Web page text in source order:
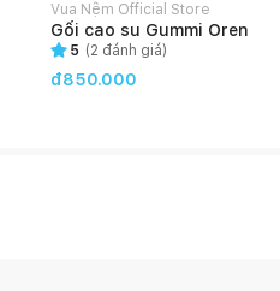
dịch hóa chất nào, chúng có
Vua Nệm Official Store
Gối cao su Gummi Oren
5 (2 đánh giá)
đ850.000